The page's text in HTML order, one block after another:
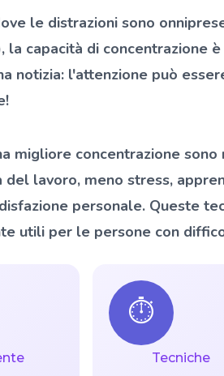
le distrazioni sono
la capacità di concentrazione
notizia: l'attenzione può
migliore concentrazione
del lavoro, meno stress,
personale. Queste
utili per le persone con
⏱️
Tecniche